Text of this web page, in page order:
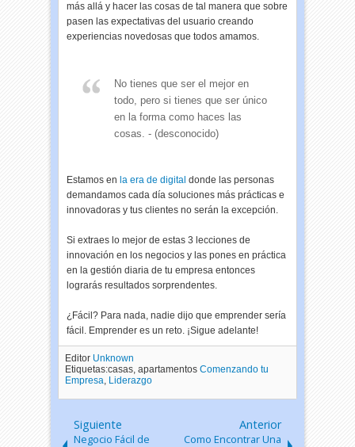
más allá y hacer las cosas de tal manera que sobre
pasen las expectativas del usuario creando
experiencias novedosas que todos amamos.
No tienes que ser el mejor en
todo, pero si tienes que ser único
en la forma como haces las
cosas. - (desconocido)
Estamos en la era de digital donde las personas
demandamos cada día soluciones más prácticas e
innovadoras y tus clientes no serán la excepción.
Si extraes lo mejor de estas 3 lecciones de
innovación en los negocios y las pones en práctica
en la gestión diaria de tu empresa entonces
lograrás resultados sorprendentes.
¿Fácil? Para nada, nadie dijo que emprender sería
fácil. Emprender es un reto. ¡Sigue adelante!
Editor Unknown
Etiquetas:casas, apartamentosComenzando tu
Empresa, Liderazgo
Siguiente
Negocio Fácil de
Anterior
Como Encontrar Una